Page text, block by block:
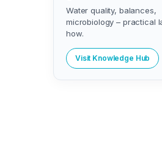
Water quality, balances,
microbiology – practical
how.
Visit Knowledge Hub